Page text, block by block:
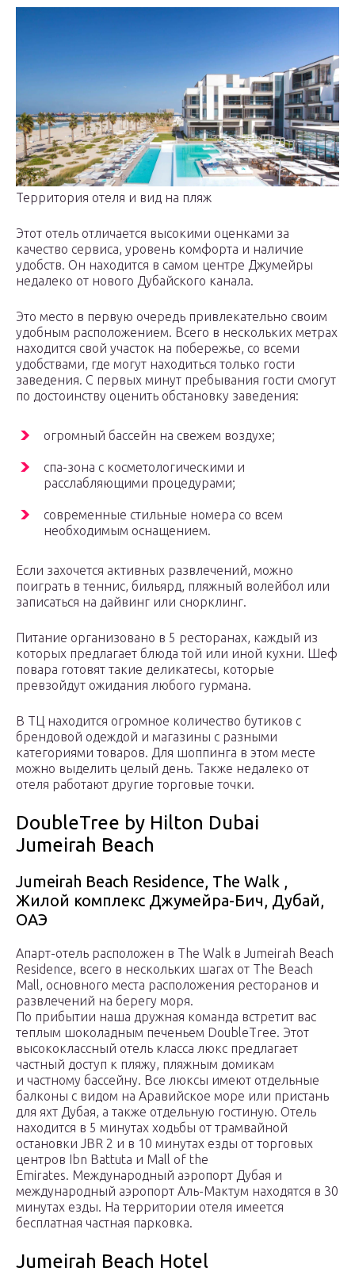
Территория отеля и вид на пляж
Этот отель отличается высокими оценками за
качество сервиса, уровень комфорта и наличие
удобств. Он находится в самом центре Джумейры
недалеко от нового Дубайского канала.
Это место в первую очередь привлекательно своим
удобным расположением. Всего в нескольких метрах
находится свой участок на побережье, со всеми
удобствами, где могут находиться только гости
заведения. С первых минут пребывания гости смогут
по достоинству оценить обстановку заведения:
огромный бассейн на свежем воздухе;
спа-зона с косметологическими и
расслабляющими процедурами;
современные стильные номера со всем
необходимым оснащением.
Если захочется активных развлечений, можно
поиграть в теннис, бильярд, пляжный волейбол или
записаться на дайвинг или снорклинг.
Питание организовано в 5 ресторанах, каждый из
которых предлагает блюда той или иной кухни. Шеф
повара готовят такие деликатесы, которые
превзойдут ожидания любого гурмана.
В ТЦ находится огромное количество бутиков с
брендовой одеждой и магазины с разными
категориями товаров. Для шоппинга в этом месте
можно выделить целый день. Также недалеко от
отеля работают другие торговые точки.
DoubleTree by Hilton Dubai
Jumeirah Beach
Jumeirah Beach Residence, The Walk ,
Жилой комплекс Джумейра-Бич, Дубай,
ОАЭ
Апарт-отель расположен в The Walk в Jumeirah Beach
Residence, всего в нескольких шагах от The Beach
Mall, основного места расположения ресторанов и
развлечений на берегу моря.
По прибытии наша дружная команда встретит вас
теплым шоколадным печеньем DoubleTree. Этот
высококлассный отель класса люкс предлагает
частный доступ к пляжу, пляжным домикам
и частному бассейну. Все люксы имеют отдельные
балконы с видом на Аравийское море или пристань
для яхт Дубая, а также отдельную гостиную. Отель
находится в 5 минутах ходьбы от трамвайной
остановки JBR 2 и в 10 минутах езды от торговых
центров Ibn Battuta и Mall of the
Emirates. Международный аэропорт Дубая и
международный аэропорт Аль-Мактум находятся в 30
минутах езды. На территории отеля имеется
бесплатная частная парковка.
Jumeirah Beach Hotel